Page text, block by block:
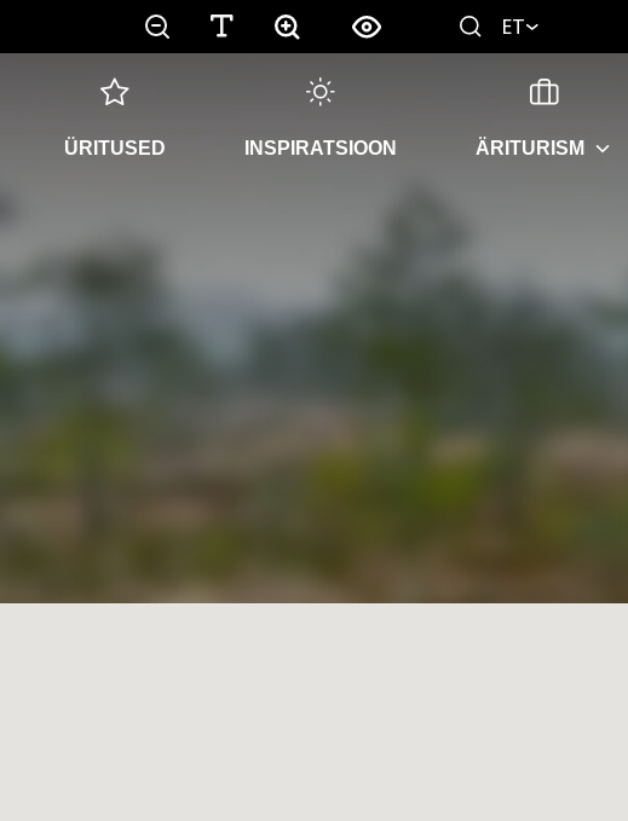
ET
ÜRITUSED INSPIRATSIOON ÄRITURISM